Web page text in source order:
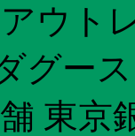
ウト
グー
東京